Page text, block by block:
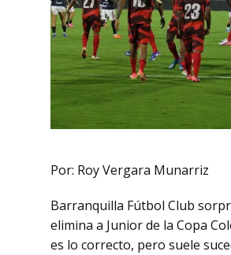
Por: Roy Vergara Munarriz
Barranquilla Fútbol Club
elimina a Junior de la Copa
es lo correcto, pero suele